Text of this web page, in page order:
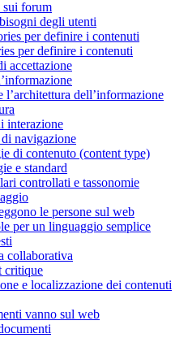
sui forum
degli utenti
per definire i contenuti
per definire i contenuti
accettazione
dell’informazione
interazione
navigazione
di contenuto (content type)
e standard
controllati e tassonomie
le persone sul web
per un linguaggio semplice
collaborativa
critique
e localizzazione dei contenuti
vanno sul web